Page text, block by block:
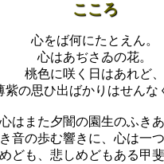
こころ
心をば何にたとえん。
心はあぢさゐの花。
桃色に咲く日はあれど、
紫の思ひ出ばかりはせんな
心はまた夕闇の園生のふきあ
音の歩む響きに、心は一
ども、悲しめどもある甲斐